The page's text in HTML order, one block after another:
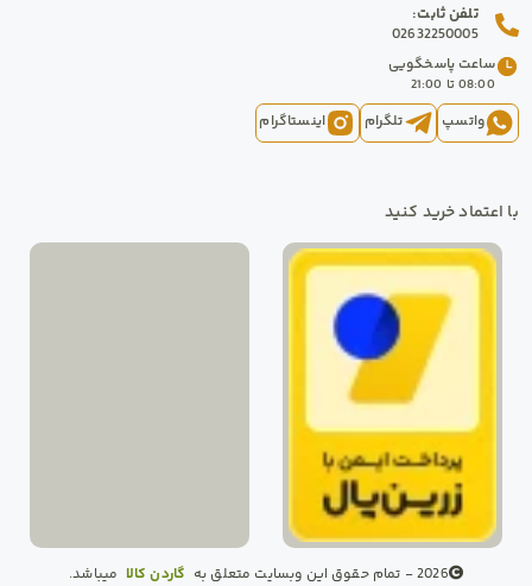
تلفن ثابت:
02632250005
ساعت پاسخگویی
08:00 تا 21:00
واتسپ تلگرام اینستاگرام
با اعتماد خرید کنید
2026 - تمام حقوق این وبسایت متعلق به گاردن کالا میباشد.